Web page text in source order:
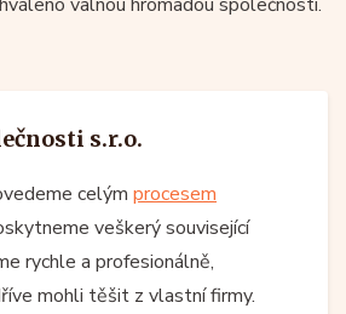
s.r.o.
celým procesem
veškerý související
rychle a profesionálně,
mohli těšit z vlastní firmy.